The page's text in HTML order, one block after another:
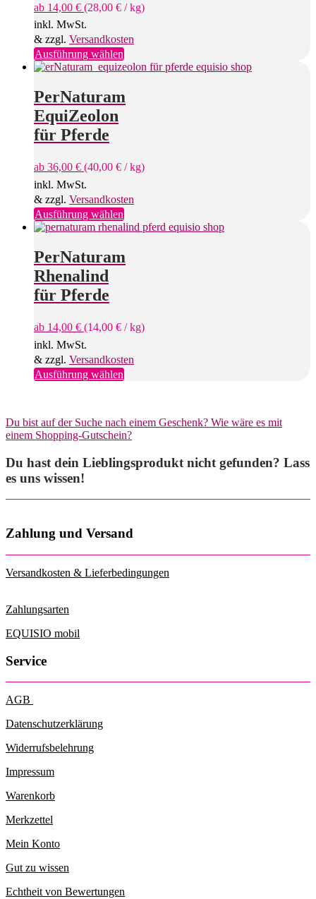
ab 14,00 € (28,00 € /kg)
inkl. MwSt.
& zzgl. Versandkosten
Ausführung wählenDieses
Produkt
mehrere
Varianten
auf
gewählt
werden
PerNaturam
EquiZeolon
für Pferde
ab 36,00 € (40,00 € /kg)
inkl. MwSt.
& zzgl. Versandkosten
Ausführung wählenDieses
Produkt
Varianten
auf
gewählt
werden
PerNaturam
Rhenalind
für Pferde
ab 14,00 € (14,00 € /kg)
inkl. MwSt.
& zzgl. Versandkosten
Ausführung wählenDieses
Varianten
auf.
Optionen
der
gewählt
werden
Du bist auf der Suche nach einem Geschenk? Wie wäre es mit
einem Shopping-Gutschein?
Du hast dein Lieblingsprodukt nicht gefunden? Lass
es uns wissen!
Zahlung und Versand
Versandkosten & Lieferbedingungen
Zahlungsarten
EQUISIO mobil
Service
AGB
Datenschutzerklärung
Widerrufsbelehrung
Impressum
Warenkorb
Merkzettel
Mein Konto
Gut zu wissen
Echtheit von Bewertungen